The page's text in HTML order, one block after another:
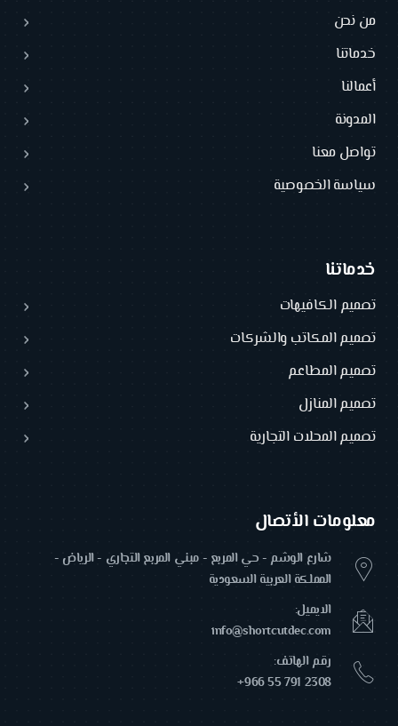
من نحن
خدماتنا
أعمالنا
المدونة
تواصل معنا
سياسة الخصوصية
خدماتنا
تصميم الكافيهات
تصميم المكاتب والشركات
تصميم المطاعم
تصميم المنازل
تصميم المحلات التجارية
معلومات الأتصال
شارع الوشم - حي المربع - مبني المربع التجاري - الرياض -
المملكة العربية السعودية
الايميل:
info@shortcutdec.com
رقم الهاتف:
+966 55 791 2308